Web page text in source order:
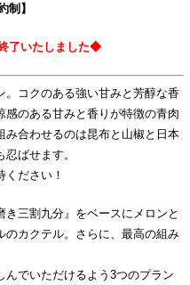
制】
了いたしました◆
コクのある強い甘みと芳醇な香
感のある甘みと香りが特徴の青肉
み合わせるのは昆布と山椒と日本
ばせます。
ださい！
三割九分』をベースにメロンと
のカクテル。さらに、最高の組み
んでいただけるよう3つのプラン